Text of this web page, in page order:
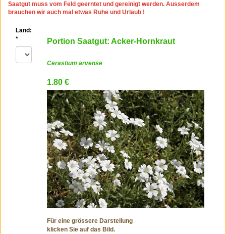
Saatgut muss vom Feld geerntet und gereinigt werden. Ausserdem
brauchen wir auch mal etwas Ruhe und Urlaub !
Land:
*
Portion Saatgut: Acker-Hornkraut
Cerastium arvense
1.80 €
Für eine grössere Darstellung
klicken Sie auf das Bild.